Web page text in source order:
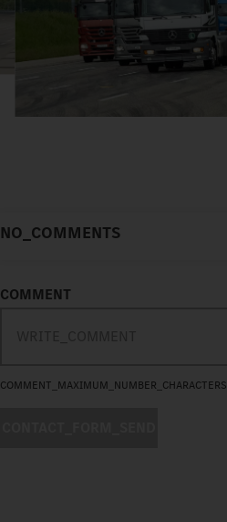
NO_COMMENTS
COMMENT
COMMENT_MAXIMUM_NUMBER_CHARACTERS